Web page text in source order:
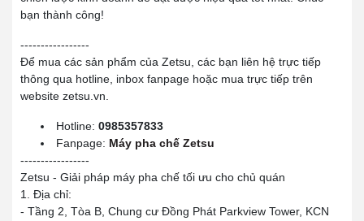
bạn thành công!
-----------------
Để mua các sản phẩm của Zetsu, các bạn liên hệ trực tiếp
thông qua hotline, inbox fanpage hoặc mua trực tiếp trên
website zetsu.vn.
Hotline: 0985357833
Fanpage: Máy pha chế Zetsu
-----------------
Zetsu - Giải pháp máy pha chế tối ưu cho chủ quán
1. Địa chỉ:
- Tầng 2, Tòa B, Chung cư Đồng Phát Parkview Tower, KCN